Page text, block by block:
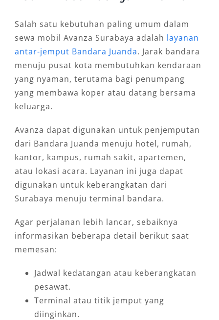
Salah satu kebutuhan paling umum dalam
sewa mobil Avanza Surabaya adalah layanan
antar-jemput Bandara Juanda. Jarak bandara
menuju pusat kota membutuhkan kendaraan
yang nyaman, terutama bagi penumpang
yang membawa koper atau datang bersama
keluarga.
Avanza dapat digunakan untuk penjemputan
dari Bandara Juanda menuju hotel, rumah,
kantor, kampus, rumah sakit, apartemen,
atau lokasi acara. Layanan ini juga dapat
digunakan untuk keberangkatan dari
Surabaya menuju terminal bandara.
Agar perjalanan lebih lancar, sebaiknya
informasikan beberapa detail berikut saat
memesan:
Jadwal kedatangan atau keberangkatan
pesawat.
Terminal atau titik jemput yang
diinginkan.